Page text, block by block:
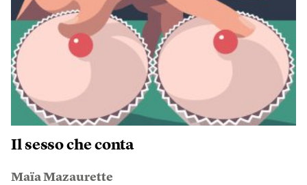
Il sesso che conta
Maïa Mazaurette